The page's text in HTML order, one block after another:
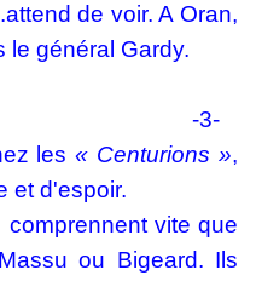
de voir. A Oran,
le général Gardy.
-3-
les« Centurions »,
et d'espoir.
comprennent vite que
ou Bigeard. Ils